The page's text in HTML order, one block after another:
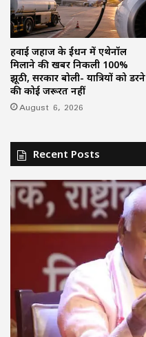
हवाई जहाज के ईंधन में एथेनॉल
मिलाने की खबर निकली 100%
झूठी, सरकार बोली- यात्रियों को डरने
की कोई जरूरत नहीं
August 6, 2026
Recent Posts